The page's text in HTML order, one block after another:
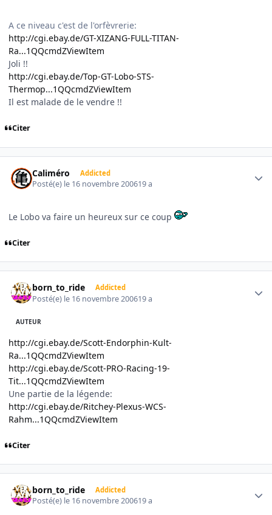
A ce niveau c'est de l'orfèvrerie:
http://cgi.ebay.de/GT-XIZANG-FULL-TITAN-
Ra...1QQcmdZViewItem
Joli !!
http://cgi.ebay.de/Top-GT-Lobo-STS-
Thermop...1QQcmdZViewItem
Il est malade de le vendre !!
Citer
Caliméro Addicted
Posté(e) le 16 novembre 200619 a
Le Lobo va faire un heureux sur ce coup
Citer
born_to_ride Addicted
Posté(e) le 16 novembre 200619 a
AUTEUR
http://cgi.ebay.de/Scott-Endorphin-Kult-
Ra...1QQcmdZViewItem
http://cgi.ebay.de/Scott-PRO-Racing-19-
Tit...1QQcmdZViewItem
Une partie de la légende:
http://cgi.ebay.de/Ritchey-Plexus-WCS-
Rahm...1QQcmdZViewItem
Citer
born_to_ride Addicted
Posté(e) le 16 novembre 200619 a